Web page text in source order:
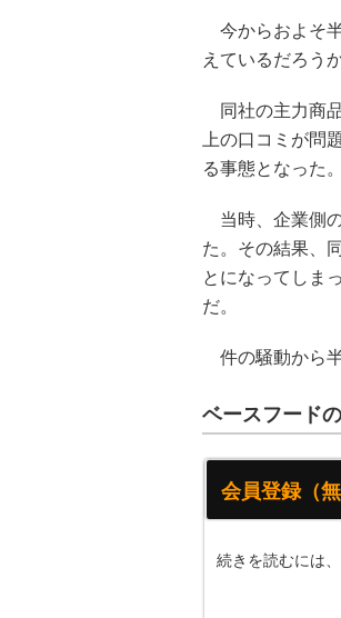
今からおよそ
えているだろうか
同社の主力商
上の口コミが問
る事態となった。
当時、企業側
た。その結果、
とになってしま
だ。
件の騒動から
ベースフード
会員登録（無
続きを読むには